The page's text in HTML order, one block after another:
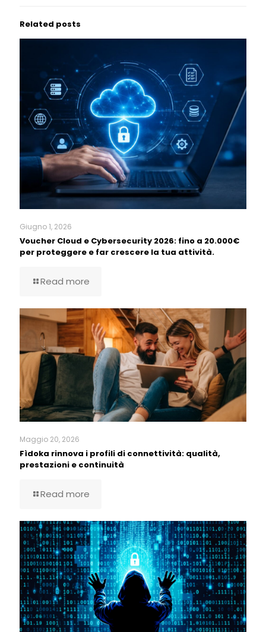
Related posts
Giugno 1, 2026
Voucher Cloud e Cybersecurity 2026: fino a 20.000€
per proteggere e far crescere la tua attività.
Read more
Maggio 20, 2026
Fìdoka rinnova i profili di connettività: qualità,
prestazioni e continuità
Read more